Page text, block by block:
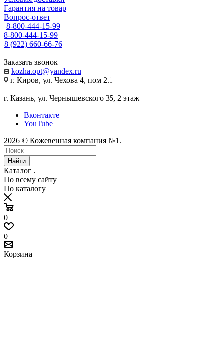
Гарантия на товар
Вопрос-ответ
8-800-444-15-99
8-800-444-15-99
8 (922) 660-66-76
Заказать звонок
kozha.opt@yandex.ru
г. Киров, ул. Чехова 4, пом 2.1
г. Казань, ул. Чернышевского 35, 2 этаж
Вконтакте
YouTube
2026 © Кожевенная компания №1.
Найти
Каталог
По всему сайту
По каталогу
0
0
Корзина